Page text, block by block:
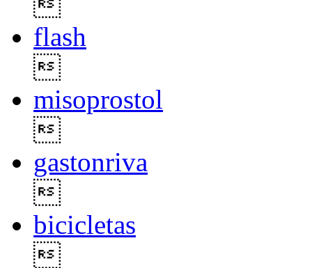
flash
misoprostol
gastonriva
bicicletas